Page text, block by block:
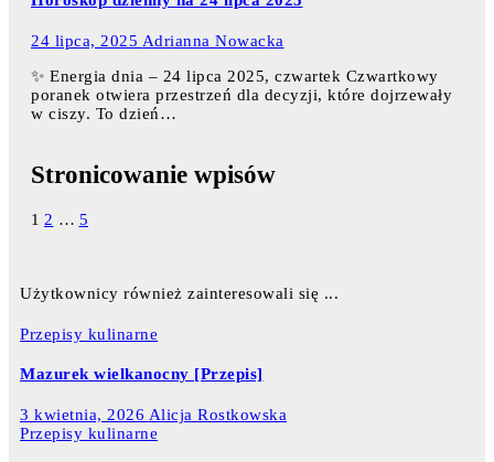
24 lipca, 2025 Adrianna Nowacka
✨ Energia dnia – 24 lipca 2025, czwartek Czwartkowy
poranek otwiera przestrzeń dla decyzji, które dojrzewały
w ciszy. To dzień…
Stronicowanie wpisów
1 2 … 5
Użytkownicy również zainteresowali się ...
Przepisy kulinarne
Mazurek wielkanocny [Przepis]
3 kwietnia, 2026 Alicja Rostkowska
Przepisy kulinarne